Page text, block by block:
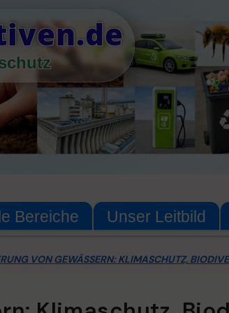
Bereiche Unser Leitbild
VON GEWÄSSERN: KLIMASCHUTZ,